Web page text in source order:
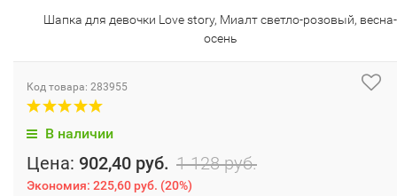
Шапка для девочки Love story, Миалт светло-розовый, весна-
осень
Код товара: 283955
В наличии
Цена: 902,40 руб. 1 128 руб.
Экономия: 225,60 руб. (20%)